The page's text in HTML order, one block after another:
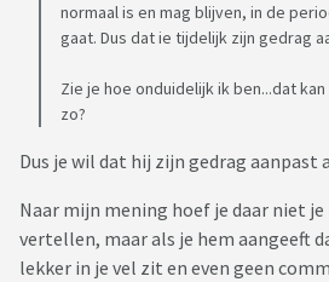
normaal is en mag blijven, in de
gaat. Dus dat ie tijdelijk zijn gedrag
Zie je hoe onduidelijk ik ben...dat
zo?
Dus je wil dat hij zijn gedrag aanpast
Naar mijn mening hoef je daar niet
vertellen, maar als je hem aangeeft
lekker in je vel zit en even geen